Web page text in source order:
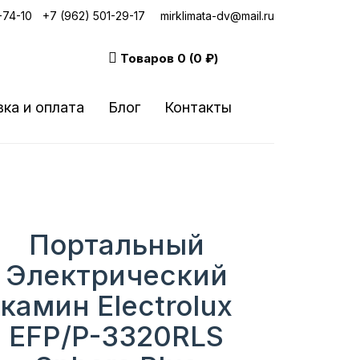
10 +7 (962) 501-29-17 mirklimata-dv@mail.ru
Товаров 0 (0 ₽)
и оплата Блог Контакты
Портальный
Электрический
камин Electrolux
EFP/P-3320RLS